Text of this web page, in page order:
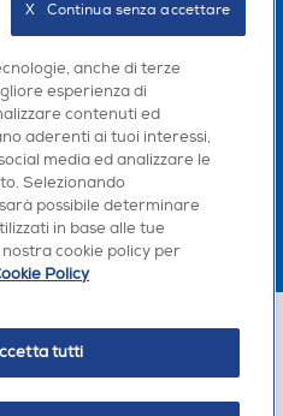
bisogno di un
su cosa
Chatta con RONICS
CCIAA Milano Monza Brianza Lodi
SDI: HHBD9AK. Vendite soggette
in tema di Diritti dei
anche di terze
esperienza di
contenuti ed
aderenti ai tuoi interessi,
media ed analizzare le
Selezionando
possibile determinare
in base alle tue
cookie policy per
Policy
tutti
X   Continua senza accettare